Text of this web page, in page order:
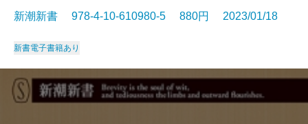
新潮新書 978-4-10-610980-5 880円 2023/01/18
新書電子書籍あり